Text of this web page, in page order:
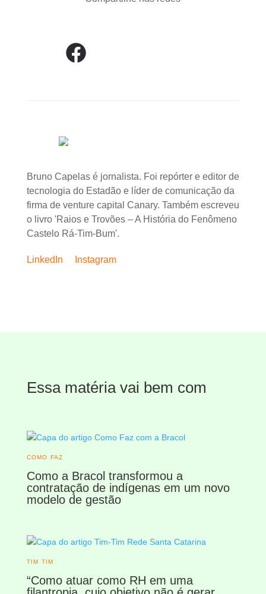
Bruno Capelas é jornalista. Foi repórter e editor de
tecnologia do Estadão e líder de comunicação da
firma de venture capital Canary. Também escreveu
o livro 'Raios e Trovões – A História do Fenômeno
Castelo Rá-Tim-Bum'.
LinkedIn Instagram
Essa matéria vai bem com
COMO FAZ
Como a Bracol transformou a
contratação de indígenas em um novo
modelo de gestão
TIM TIM
“Como atuar como RH em uma